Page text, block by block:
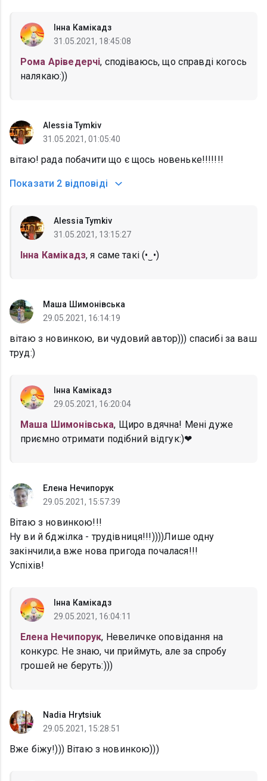
Інна Камікадз
31.05.2021, 18:45:08
Рома Аріведерчі, сподіваюсь, що справді когось
налякаю:))
Alessia Tymkiv
31.05.2021, 01:05:40
вітаю! рада побачити що є щось новеньке!!!!!!!
Показати 2 відповіді
Alessia Tymkiv
31.05.2021, 13:15:27
Інна Камікадз, я саме такі (•‿•)
Маша Шимонівська
29.05.2021, 16:14:19
вітаю з новинкою, ви чудовий автор))) спасибі за ваш
труд:)
Інна Камікадз
29.05.2021, 16:20:04
Маша Шимонівська, Щиро вдячна! Мені дуже
приємно отримати подібний відгук:)❤
Елена Нечипорук
29.05.2021, 15:57:39
Вітаю з новинкою!!!
Ну ви й бджілка - трудівниця!!!))))Лише одну
закінчили,а вже нова пригода почалася!!!
Успіхів!
Інна Камікадз
29.05.2021, 16:04:11
Елена Нечипорук, Невеличке оповідання на
конкурс. Не знаю, чи приймуть, але за спробу
грошей не беруть:)))
Nadia Hrytsiuk
29.05.2021, 15:28:51
Вже біжу!))) Вітаю з новинкою)))